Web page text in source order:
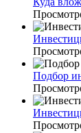
Подбор